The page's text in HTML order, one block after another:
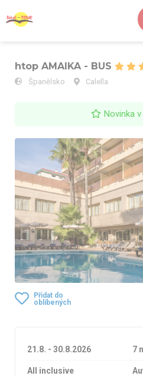
htop AMAIKA - BUS
Španělsko Calella
Novinka
htop AMAIKA - BUS - hotel s
Přidat do
oblíbených
21.8. - 30.8.2026 7
All inclusive